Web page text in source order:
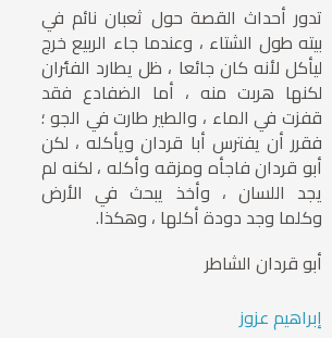
تدور أحداث القصة حول ثعبان نائم في
بيته طول الشتاء ، وعندما جاء الربيع خرج
ليأكل لأنه كان جائعا ، ظل يطارد الفئران
لكنها هربت منه ، أما الضفادع فقد
قفزت في الماء ، والطير طارت في الجو ؛
فقرر أن يفترس أبا قردان ويأكله ، لكن
أبو قردان فاجأه ومزقه وأكله ، لكنه لم
يجد اللسان ، وأخذ يبحث في الأرض
وكلما وجد دودة أكلها ، وهكذا.
أبو قردان الشاطر
إبراهيم عزوز